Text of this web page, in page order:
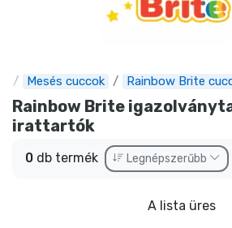
Mesés cuccok Rainbow Brite
Rainbow Brite
irattartók
0 db termék Legnépszerűbb
A lista üres
Akciós ajánlatok
Előrendelhető cuccok
Outlet cuccok
Ajándékkártya
Szállítás és fizetés